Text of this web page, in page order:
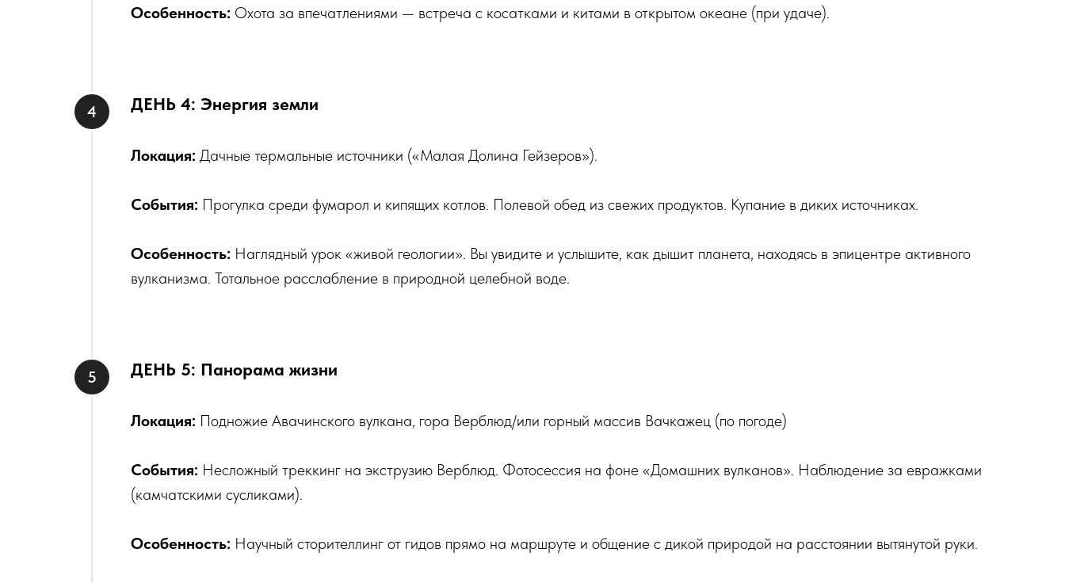
Особенность: Охота за впечатлениями — встреча с косатками и китами в открытом океане (при удаче).
ДЕНЬ 4: Энергия земли
Локация: Дачные термальные источники («Малая Долина Гейзеров»).
События: Прогулка среди фумарол и кипящих котлов. Полевой обед из свежих продуктов. Купание в диких источниках.
Особенность: Наглядный урок «живой геологии». Вы увидите и услышите, как дышит планета, находясь в эпицентре активного
вулканизма. Тотальное расслабление в природной целебной воде.
ДЕНЬ 5: Панорама жизни
Локация: Подножие Авачинского вулкана, гора Верблюд/или горный массив Вачкажец (по погоде)
События: Несложный треккинг на экструзию Верблюд. Фотосессия на фоне «Домашних вулканов». Наблюдение за евражками
(камчатскими сусликами).
Особенность: Научный сторителлинг от гидов прямо на маршруте и общение с дикой природой на расстоянии вытянутой руки.